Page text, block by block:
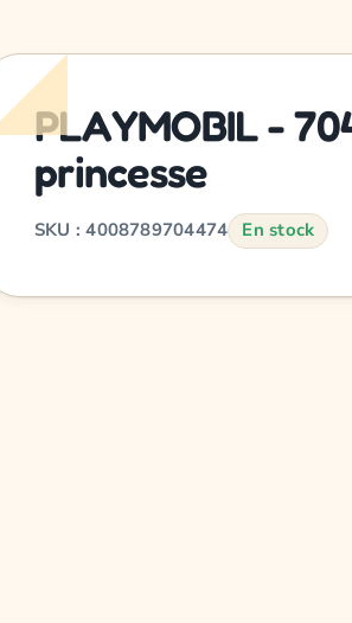
PLAYMOBIL -
princesse
SKU : 4008789704474 En stock